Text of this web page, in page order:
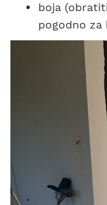
boja
pogodno za